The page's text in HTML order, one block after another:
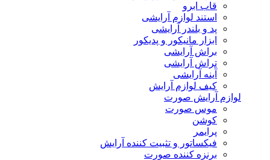
قاب ابرو
استند لوازم آرایشی
پد و بلندر آرایشی
ابزار مانیکور و پدیکور
براش آرایشی
تراش آرایشی
آینه آرایشی
کیف لوازم آرایش
لوازم آرایش صورت
موس صورت
کوشن
پرایمر
فیکساتور و تثبیت کننده آرایش
برنزه کننده صورت